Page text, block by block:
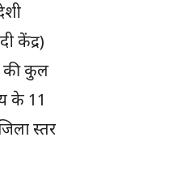
केंद्र)
की कुल
के 11
स्तर